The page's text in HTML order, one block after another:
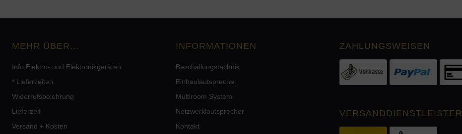
MEHR ÜBER...
Info Elektro- und Elektronikgeräten
* Lieferzeiten
Widerrufsbelehrung
Lieferzeit
Versand + Kosten
INFORMATIONEN
Beschallungstechnik
Einbaulautsprecher
Multiroom System
Netzwerklautsprecher
Kontakt
ZAHLUNGSWEISEN
VERSANDDIENSTLEISTER